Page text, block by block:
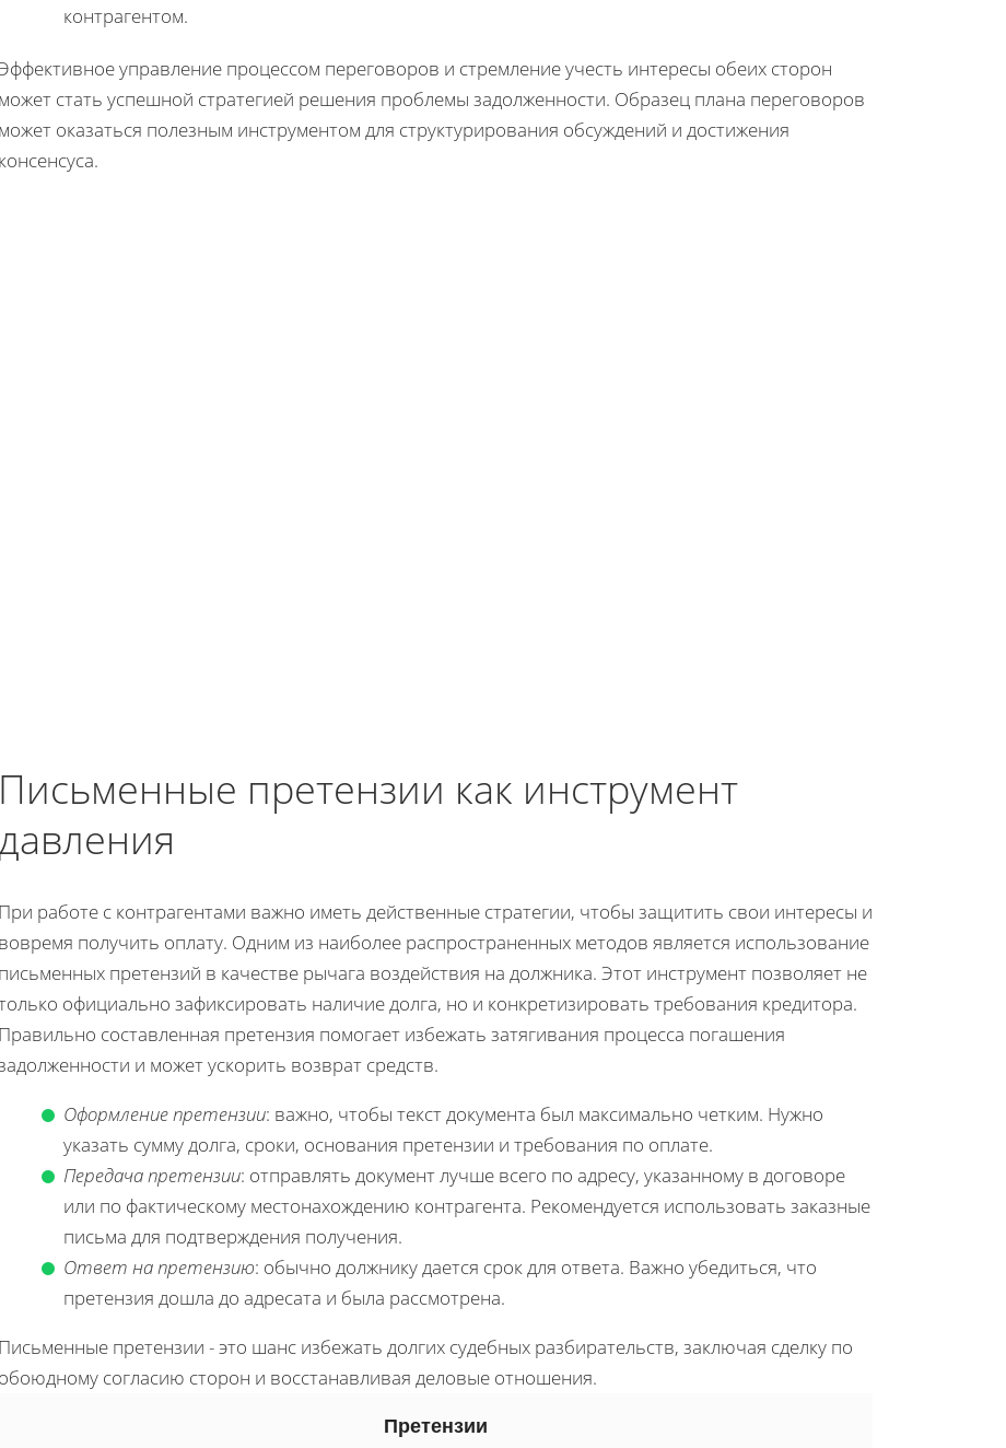
контрагентом.
управление процессом переговоров и стремление учесть интересы обеих сторон
может стать успешной стратегией решения проблемы задолженности. Образец плана переговоров
может оказаться полезным инструментом для структурирования обсуждений и достижения
консенсуса.
Письменные претензии как инструмент
При работе с контрагентами важно иметь действенные стратегии, чтобы защитить свои интересы и
вовремя получить оплату. Одним из наиболее распространенных методов является использование
письменных претензий в качестве рычага воздействия на должника. Этот инструмент позволяет не
официально зафиксировать наличие долга, но и конкретизировать требования кредитора.
Правильно составленная претензия помогает избежать затягивания процесса погашения
и может ускорить возврат средств.
Оформление претензии: важно, чтобы текст документа был максимально четким. Нужно
указать сумму долга, сроки, основания претензии и требования по оплате.
Передача претензии: отправлять документ лучше всего по адресу, указанному в договоре
или по фактическому местонахождению контрагента. Рекомендуется использовать заказные
письма для подтверждения получения.
Ответ на претензию: обычно должнику дается срок для ответа. Важно убедиться, что
претензия дошла до адресата и была рассмотрена.
Письменные претензии - это шанс избежать долгих судебных разбирательств, заключая сделку по
обоюдному согласию сторон и восстанавливая деловые отношения.
Претензии